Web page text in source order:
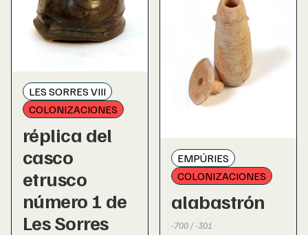
LES SORRES VIII
COLONIZACIONES
réplica del
casco
etrusco
número 1 de
Les Sorres
EMPÚRIES
COLONIZACIONES
alabastrón
-700 / -301